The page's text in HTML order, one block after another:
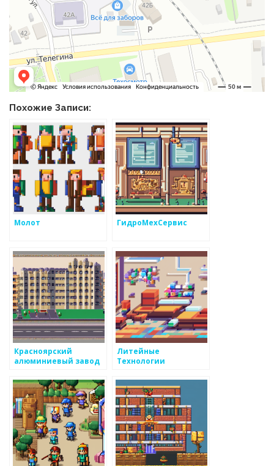
Похожие Записи:
Молот ГидроМехСервис
Красноярский
алюминиевый завод
Литейные
Технологии